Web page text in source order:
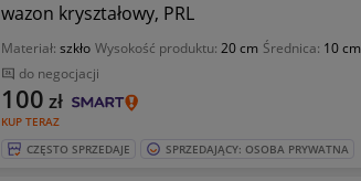
wazon kryształowy, PRL
Materiał: szkło Wysokość produktu: 20 cm Średnica: 10 cm
do negocjacji
KUP TERAZ
100 zł
CZĘSTO SPRZEDAJE SPRZEDAJĄCY: OSOBA PRYWATNA